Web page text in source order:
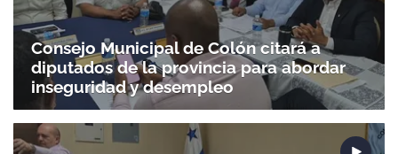
Consejo Municipal de Colón citará a
diputados de la provincia para abordar
inseguridad y desempleo